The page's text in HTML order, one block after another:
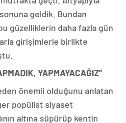
geldik. Bundan
güzelliklerin daha fazla gün
girişimlerle birlikte
YAPMAYACAĞIZ”
önemli olduğunu anlatan
popülist siyaset
altına süpürüp kentin